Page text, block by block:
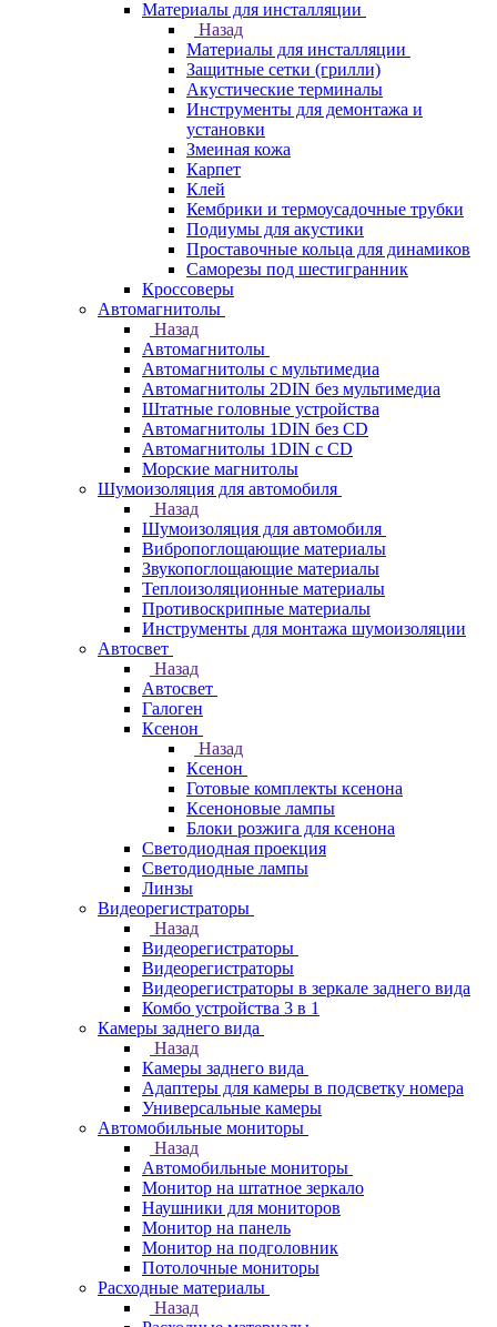
Материалы для инсталляции
Назад
Материалы для инсталляции
Защитные сетки (грилли)
Акустические терминалы
Инструменты для демонтажа и
установки
Змеиная кожа
Карпет
Клей
Кембрики и термоусадочные трубки
Подиумы для акустики
Проставочные кольца для динамиков
Саморезы под шестигранник
Кроссоверы
Автомагнитолы
Назад
Автомагнитолы
Автомагнитолы с мультимедиа
Автомагнитолы 2DIN без мультимедиа
Штатные головные устройства
Автомагнитолы 1DIN без CD
Автомагнитолы 1DIN с CD
Морские магнитолы
Шумоизоляция для автомобиля
Назад
Шумоизоляция для автомобиля
Вибропоглощающие материалы
Звукопоглощающие материалы
Теплоизоляционные материалы
Противоскрипные материалы
Инструменты для монтажа шумоизоляции
Автосвет
Назад
Автосвет
Галоген
Ксенон
Назад
Ксенон
Готовые комплекты ксенона
Ксеноновые лампы
Блоки розжига для ксенона
Светодиодная проекция
Светодиодные лампы
Линзы
Видеорегистраторы
Назад
Видеорегистраторы
Видеорегистраторы
Видеорегистраторы в зеркале заднего вида
Комбо устройства 3 в 1
Камеры заднего вида
Назад
Камеры заднего вида
Адаптеры для камеры в подсветку номера
Универсальные камеры
Автомобильные мониторы
Назад
Автомобильные мониторы
Монитор на штатное зеркало
Наушники для мониторов
Монитор на панель
Монитор на подголовник
Потолочные мониторы
Расходные материалы
Назад